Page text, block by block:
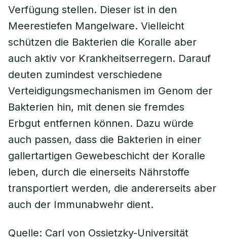
Verfügung stellen. Dieser ist in den
Meerestiefen Mangelware. Vielleicht
schützen die Bakterien die Koralle aber
auch aktiv vor Krankheitserregern. Darauf
deuten zumindest verschiedene
Verteidigungsmechanismen im Genom der
Bakterien hin, mit denen sie fremdes
Erbgut entfernen können. Dazu würde
auch passen, dass die Bakterien in einer
gallertartigen Gewebeschicht der Koralle
leben, durch die einerseits Nährstoffe
transportiert werden, die andererseits aber
auch der Immunabwehr dient.
Quelle: Carl von Ossietzky-Universität